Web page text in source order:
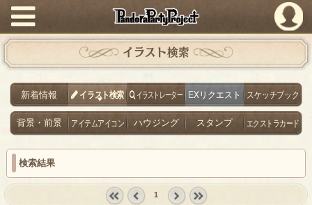
PandoraPartyProject
イラスト検索
新着情報 イラスト検索 イラストレーター EXリクエスト スケッチブック
背景・前景 アイテムアイコン ハウジング スタンプ エクストラカード
検索結果
1